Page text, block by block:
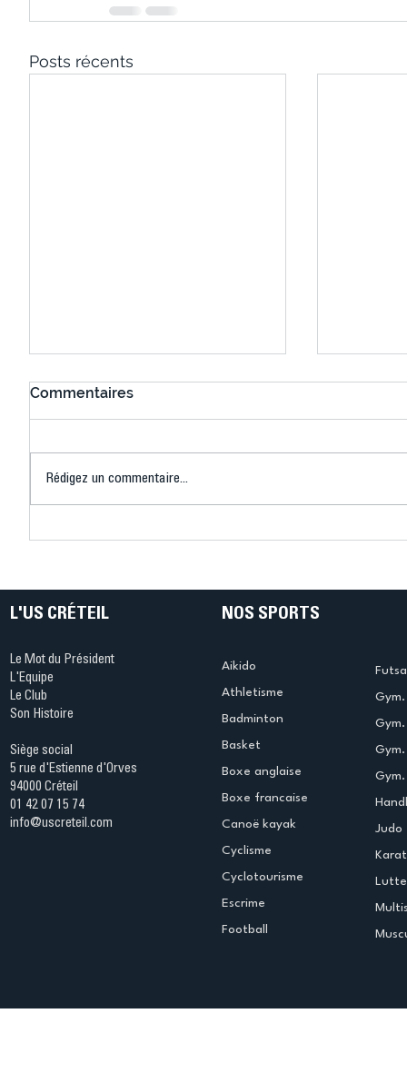
Posts récents
Commentaires
Rédigez un commentaire...
L'US CRÉTEIL
Le Mot du Président
L'Equipe
Le Club
Son Histoire
Siège social
5 rue d'Estienne d'Orves
94000 Créteil
01 42 07 15 74
info@uscreteil.com
NOS SPORTS
Aikido
Athletisme
Badminton
Basket
Boxe anglaise
Boxe francaise
Canoë kayak
Cyclisme
Cyclotourisme
Escrime
Football
Judo
Lutte